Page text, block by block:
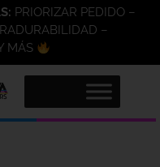
PRIORIZAR PEDIDO –
–
MÁS